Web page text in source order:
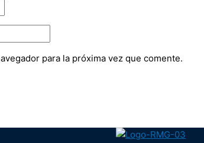
para la próxima vez que comente.